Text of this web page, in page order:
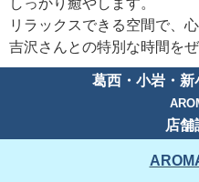
しっかり癒やします。
リラックスできる空間で、
吉沢さんとの特別な時間を
葛西・小岩・
店舗